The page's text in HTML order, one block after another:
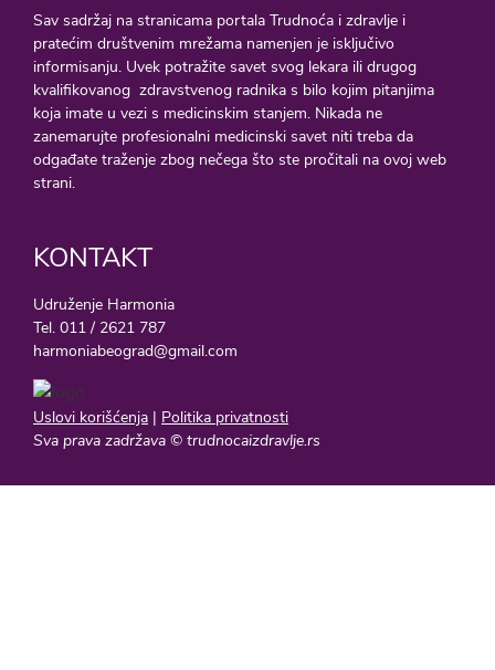
Sav sadržaj na stranicama portala Trudnoća i zdravlje i
pratećim društvenim mrežama namenjen je isključivo
informisanju. Uvek potražite savet svog lekara ili drugog
kvalifikovanog zdravstvenog radnika s bilo kojim pitanjima
koja imate u vezi s medicinskim stanjem. Nikada ne
zanemarujte profesionalni medicinski savet niti treba da
odgađate traženje zbog nečega što ste pročitali na ovoj web
strani.
KONTAKT
Udruženje Harmonia
Tel. 011 / 2621 787
harmoniabeograd@gmail.com
Uslovi korišćenja | Politika privatnosti
Sva prava zadržava © trudnocaizdravlje.rs